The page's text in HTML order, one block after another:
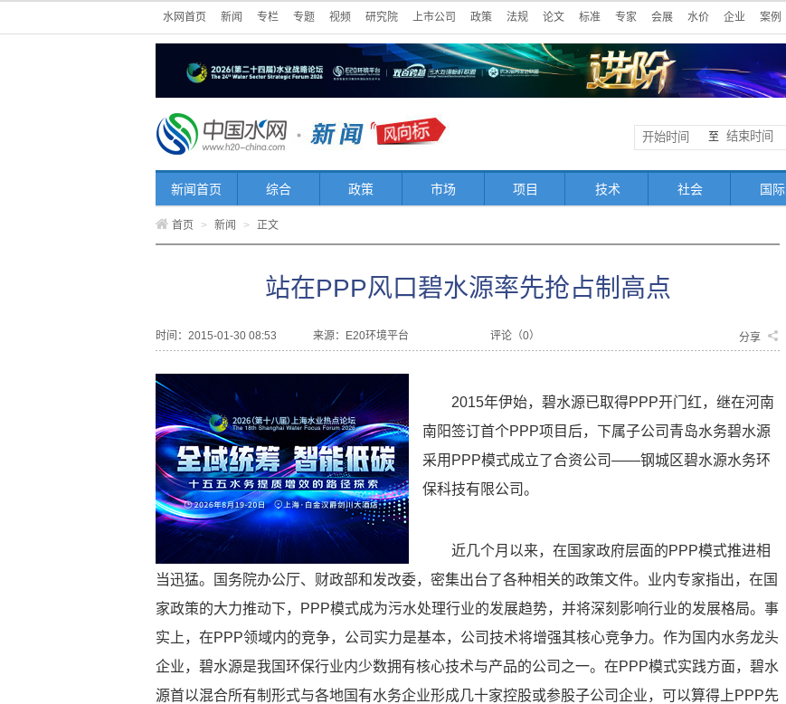
水网首页 新闻 专栏 专题 视频 研究院 上市公司 政策 法规 论文 标准 专家 会展 水价 企业 案例
至
新闻首页 综合 政策 市场 项目 技术 社会 国际
首页 > 新闻 > 正文
站在PPP风口碧水源率先抢占制高点
时间：2015-01-30 08:53 来源： E20环境平台 评论（0） 分享
2015年伊始，碧水源已取得PPP开门红，继在河南
南阳签订首个PPP项目后，下属子公司青岛水务碧水源
采用PPP模式成立了合资公司——钢城区碧水源水务环
保科技有限公司。
近几个月以来，在国家政府层面的PPP模式推进相
当迅猛。国务院办公厅、财政部和发改委，密集出台了各种相关的政策文件。业内专家指出，在国
家政策的大力推动下，PPP模式成为污水处理行业的发展趋势，并将深刻影响行业的发展格局。事
实上，在PPP领域内的竞争，公司实力是基本，公司技术将增强其核心竞争力。作为国内水务龙头
企业，碧水源是我国环保行业内少数拥有核心技术与产品的公司之一。在PPP模式实践方面，碧水
源首以混合所有制形式与各地国有水务企业形成几十家控股或参股子公司企业，可以算得上PPP先